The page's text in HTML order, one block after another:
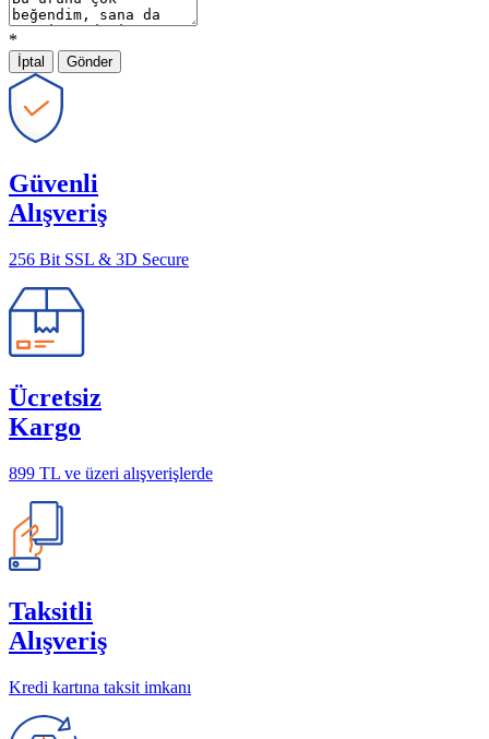
*
İptal Gönder
Güvenli
Alışveriş
256 Bit SSL & 3D Secure
Ücretsiz
Kargo
899 TL ve üzeri alışverişlerde
Taksitli
Alışveriş
Kredi kartına taksit imkanı